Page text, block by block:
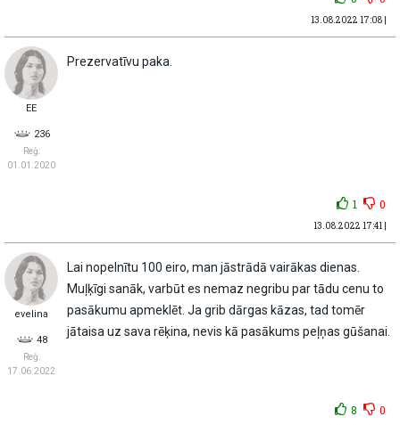
13.08.2022 17:08 |
EE
236
Reģ:
01.01.2020
Prezervatīvu paka.
1 0
13.08.2022 17:41 |
eveIina
48
Reģ:
17.06.2022
Lai nopelnītu 100 eiro, man jāstrādā vairākas dienas.
Muļķīgi sanāk, varbūt es nemaz negribu par tādu cenu to
pasākumu apmeklēt. Ja grib dārgas kāzas, tad tomēr
jātaisa uz sava rēķina, nevis kā pasākums peļņas gūšanai.
8 0